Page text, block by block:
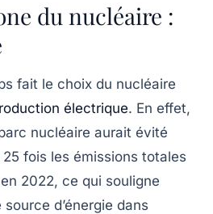
du nucléaire :
fait le choix du nucléaire
électrique. En effet,
nucléaire aurait évité
25 fois les émissions totales
2022, ce qui souligne
d’énergie dans